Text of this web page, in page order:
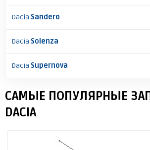
Dacia Sandero
Dacia Solenza
Dacia Supernova
САМЫЕ ПОПУЛЯРНЫЕ
DACIA